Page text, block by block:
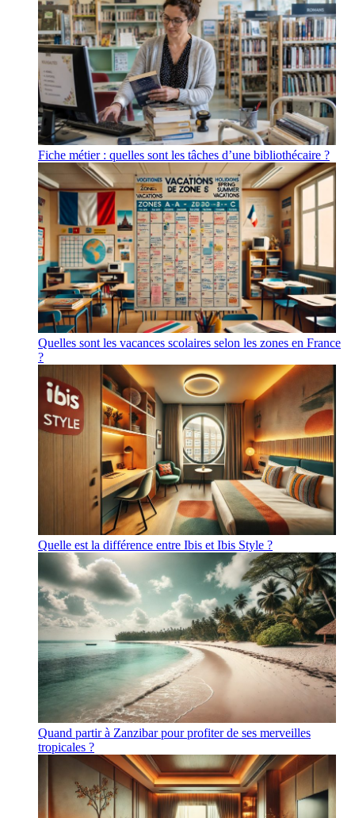
Fiche métier : quelles sont les tâches d’une bibliothécaire ?
Quelles sont les vacances scolaires selon les zones en France
?
Quelle est la différence entre Ibis et Ibis Style ?
Quand partir à Zanzibar pour profiter de ses merveilles
tropicales ?